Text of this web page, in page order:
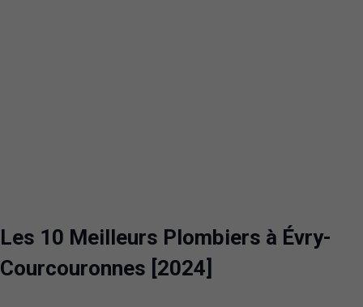
Les 10 Meilleurs Plombiers à Évry-
Courcouronnes [2024]